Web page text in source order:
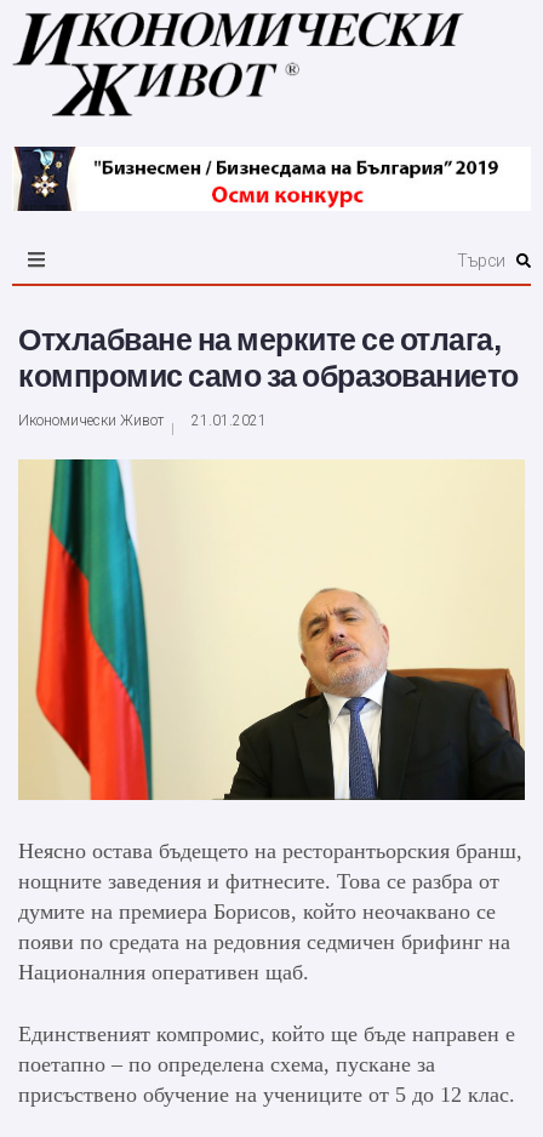
Отхлабване на мерките се отлага,
компромис само за образованието
Икономически Живот 21.01.2021
Неясно остава бъдещето на ресторантьорския бранш,
нощните заведения и фитнесите. Това се разбра от
думите на премиера Борисов, който неочаквано се
появи по средата на редовния седмичен брифинг на
Националния оперативен щаб.
Единственият компромис, който ще бъде направен е
поетапно – по определена схема, пускане за
присъствено обучение на учениците от 5 до 12 клас.